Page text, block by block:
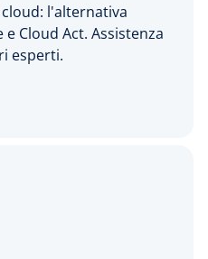
l'alternativa
Cloud Act. Assistenza
esperti.